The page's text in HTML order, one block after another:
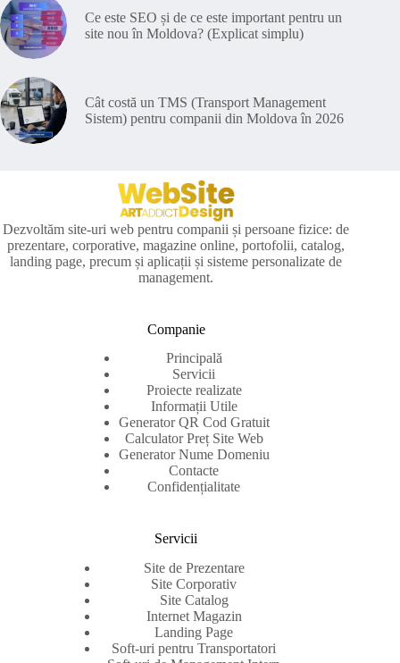
Ce este SEO și de ce este important pentru un
site nou în Moldova? (Explicat simplu)
Cât costă un TMS (Transport Management
Sistem) pentru companii din Moldova în 2026
Dezvoltăm site-uri web pentru companii și persoane fizice: de
prezentare, corporative, magazine online, portofolii, catalog,
landing page, precum și aplicații și sisteme personalizate de
management.
Companie
Principală
Servicii
Proiecte realizate
Informații Utile
Generator QR Cod Gratuit
Calculator Preț Site Web
Generator Nume Domeniu
Contacte
Confidențialitate
Servicii
Site de Prezentare
Site Corporativ
Site Catalog
Internet Magazin
Landing Page
Soft-uri pentru Transportatori